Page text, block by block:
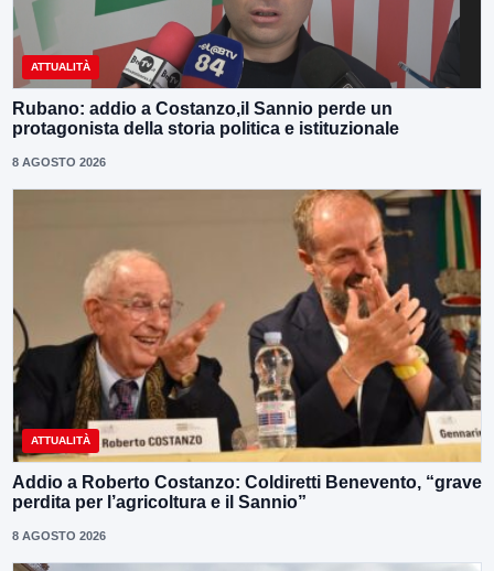
ATTUALITÀ
Rubano: addio a Costanzo,il Sannio perde un
protagonista della storia politica e istituzionale
8 AGOSTO 2026
ATTUALITÀ
Addio a Roberto Costanzo: Coldiretti Benevento, “grave
perdita per l’agricoltura e il Sannio”
8 AGOSTO 2026